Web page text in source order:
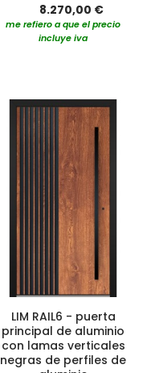
8.270,00 €
me refiero a que el precio
incluye iva
LIM RAIL6 - puerta
principal de aluminio
con lamas verticales
negras de perfiles de